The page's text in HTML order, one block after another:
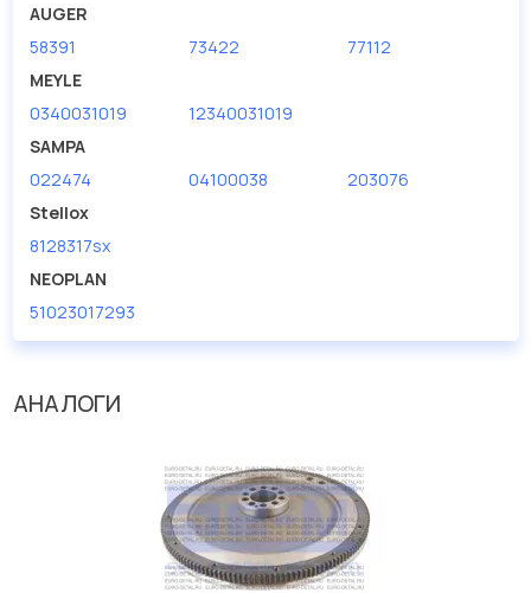
AUGER
58391
73422
77112
MEYLE
0340031019
12340031019
SAMPA
022474
04100038
203076
Stellox
8128317sx
NEOPLAN
51023017293
АНАЛОГИ